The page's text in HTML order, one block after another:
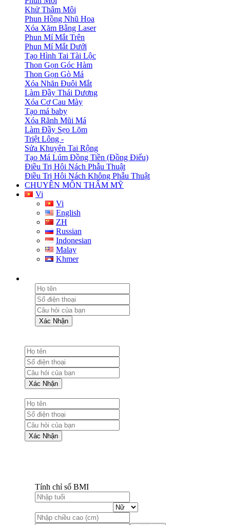
Khử Thâm Môi
Phun Hồng Nhũ Hoa
Xóa Xăm Bằng Laser
Phun Mí Mắt Trên
Phun Mí Mắt Dưới
Tạo Hình Tai Tài Lộc
Thon Gọn Góc Hàm
Thon Gọn Gò Má
Xóa Nhăn Đuôi Mắt
Làm Đầy Thái Dương
Xóa Cơ Cau Mày
Tạo má baby
Xóa Rãnh Mũi Má
Làm Đầy Sẹo Lõm
Triệt Lông -
Sửa Khuyên Tai Rộng
Tạo Má Lúm Đồng Tiền (Đồng Điếu)
Điều Trị Hôi Nách Phẫu Thuật
Điều Trị Hôi Nách Không Phẫu Thuật
CHUYÊN MÔN THẨM MỸ
Vi
Vi
English
ZH
Russian
Indonesian
Malay
Khmer
Xác Nhận
Xác Nhận
Xác Nhận
Tính chỉ số BMI